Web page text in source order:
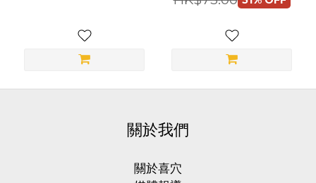
關於我們
關於喜穴